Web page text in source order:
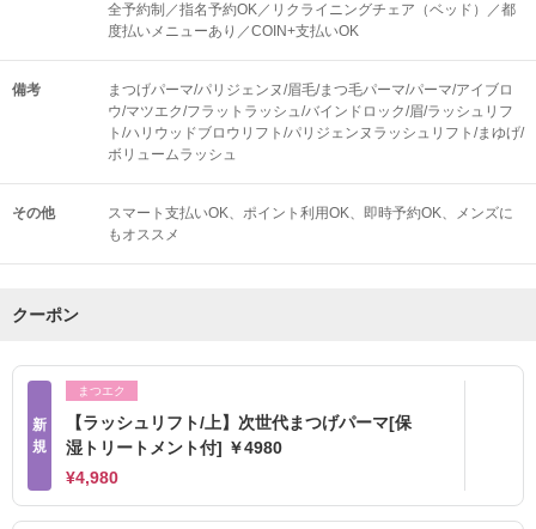
全予約制／指名予約OK／リクライニングチェア（ベッド）／都
度払いメニューあり／COIN+支払いOK
備考
まつげパーマ/パリジェンヌ/眉毛/まつ毛パーマ/パーマ/アイブロ
ウ/マツエク/フラットラッシュ/バインドロック/眉/ラッシュリフ
ト/ハリウッドブロウリフト/パリジェンヌラッシュリフト/まゆげ/
ボリュームラッシュ
その他 スマート支払いOK ポイント利用OK 即時予約OK
メンズに
もオススメ
クーポン
新
規
まつエク
【ラッシュリフト/上】次世代まつげパーマ[保
湿トリートメント付] ￥4980
¥4,980